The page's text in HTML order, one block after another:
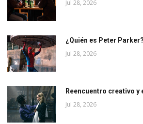
Jul 28, 2026
¿Quién es Peter Parker?
Jul 28, 2026
Reencuentro creativo y
Jul 28, 2026